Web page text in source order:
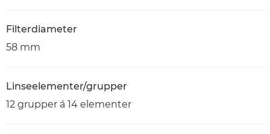
Filterdiameter
58 mm
Linseelementer/grupper
12 grupper á 14 elementer